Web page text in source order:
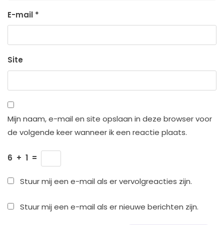
E-mail *
Site
Mijn naam, e-mail en site opslaan in deze browser voor
de volgende keer wanneer ik een reactie plaats.
6 + 1 =
Stuur mij een e-mail als er vervolgreacties zijn.
Stuur mij een e-mail als er nieuwe berichten zijn.